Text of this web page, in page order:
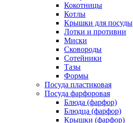
Кокотницы
Котлы
Крышки для посуды
Лотки и противни
Миски
Сковороды
Сотейники
Тазы
Формы
Посуда пластиковая
Посуда фарфоровая
Блюда (фарфор)
Блюдца (фарфор)
Крышки (фарфор)